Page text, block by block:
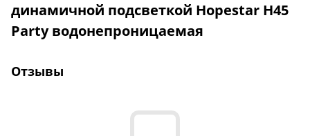
динамичной подсветкой Hopestar H45
Party водонепроницаемая
Отзывы